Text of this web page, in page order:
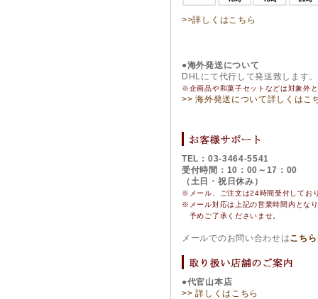
>>詳しくはこちら
●海外発送について
DHLにて代行して発送致します。
※企画品や和菓子セットなどは対象外
>> 海外発送について詳しくはこ
TEL：03-3464-5541
受付時間：10：00～17：00
（土日・祝日休み）
※メール、ご注文は24時間受付してお
※ メール対応は上記の営業時間内とな
予めご了承くださいませ。
メールでのお問い合わせはこちら
●代官山本店
>> 詳しくはこちら